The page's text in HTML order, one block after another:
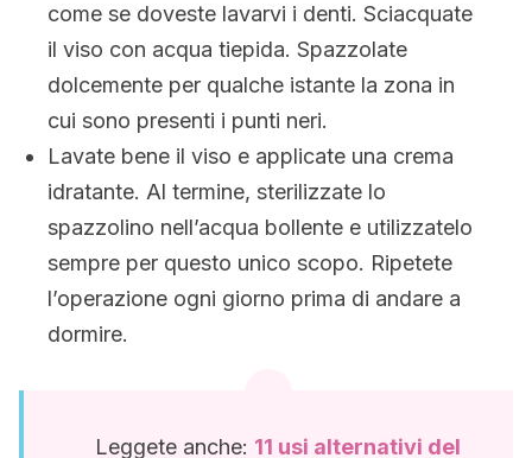
come se doveste lavarvi i denti. Sciacquate
il viso con acqua tiepida. Spazzolate
dolcemente per qualche istante la zona in
cui sono presenti i punti neri.
Lavate bene il viso e applicate una crema
idratante. Al termine, sterilizzate lo
spazzolino nell’acqua bollente e utilizzatelo
sempre per questo unico scopo. Ripetete
l’operazione ogni giorno prima di andare a
dormire.
Leggete anche: 11 usi alternativi del